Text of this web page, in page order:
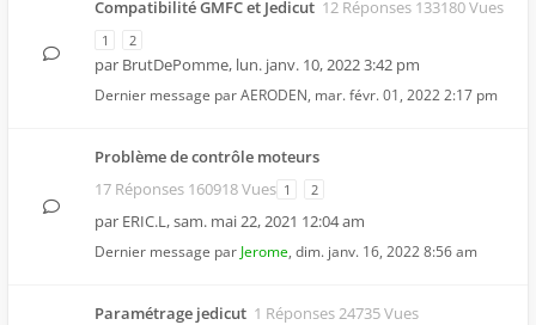
Compatibilité GMFC et Jedicut 12 Réponses 133180 Vues
1 2
par BrutDePomme, lun. janv. 10, 2022 3:42 pm
Dernier message parAERODEN, mar. févr. 01, 2022 2:17 pm
Problème de contrôle moteurs
17 Réponses 160918 Vues 1 2
par ERIC.L,sam. mai 22, 2021 12:04 am
Dernier message par Jerome, dim. janv. 16, 2022 8:56 am
Paramétrage jedicut 1 Réponses 24735 Vues